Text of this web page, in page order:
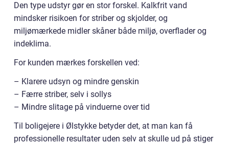
Den type udstyr gør en stor forskel. Kalkfrit vand
mindsker risikoen for striber og skjolder, og
miljømærkede midler skåner både miljø, overflader og
indeklima.
For kunden mærkes forskellen ved:
– Klarere udsyn og mindre genskin
– Færre striber, selv i sollys
– Mindre slitage på vinduerne over tid
Til boligejere i Ølstykke betyder det, at man kan få
professionelle resultater uden selv at skulle ud på stiger